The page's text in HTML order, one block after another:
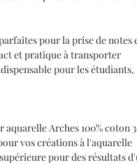
pour la prise de notes
et pratique à transporter
pour les
aquarelle Arches 100% coton
vos créations à l'aquarelle
pour des résultats